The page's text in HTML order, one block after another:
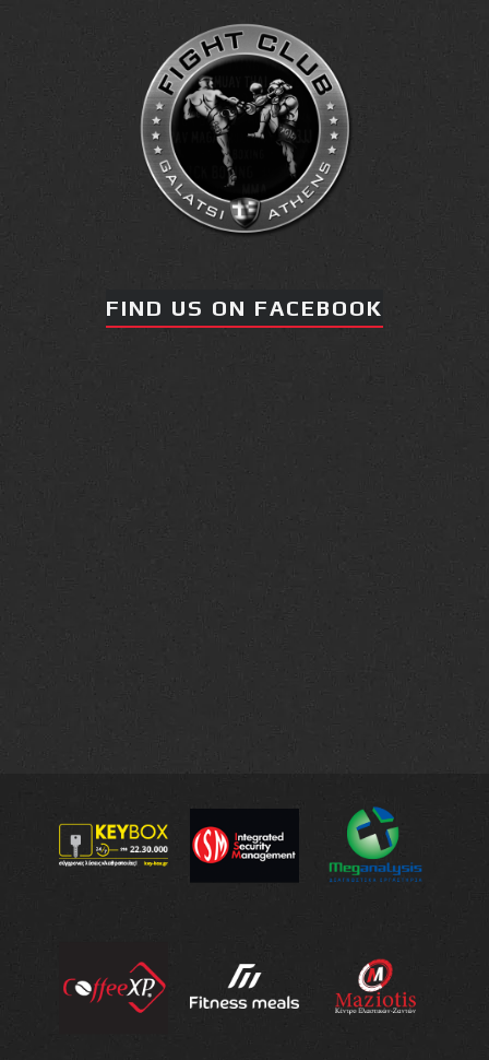
FIND US ON FACEBOOK